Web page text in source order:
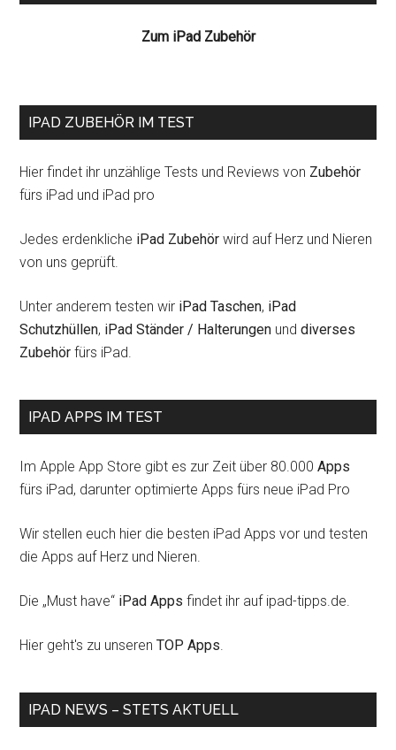
Zum iPad Zubehör
IPAD ZUBEHÖR IM TEST
Hier findet ihr unzählige Tests und Reviews von Zubehör
fürs iPad und iPad pro
Jedes erdenkliche iPad Zubehör wird auf Herz und Nieren
von uns geprüft.
Unter anderem testen wir iPad Taschen, iPad
Schutzhüllen, iPad Ständer / Halterungen unddiverses
Zubehör fürs iPad.
IPAD APPS IM TEST
Im Apple App Store gibt es zur Zeit über 80.000Apps
fürs iPad, darunter optimierte Apps fürs neue iPad Pro
Wir stellen euch hier die besten iPad Apps vor und testen
die Apps auf Herz und Nieren.
Die „Must have“ iPad Apps findet ihr auf ipad-tipps.de.
Hier geht's zu unserenTOP Apps.
IPAD NEWS – STETS AKTUELL